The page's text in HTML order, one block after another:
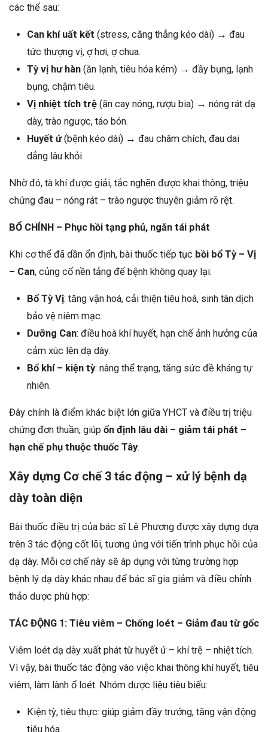
các thể sau:
Can khí uất kết (stress, căng thẳng kéo dài) → đau
tức thượng vị, ợ hơi, ợ chua.
Tỳ vị hư hàn (ăn lạnh, tiêu hóa kém) → đầy bụng, lạnh
bụng, chậm tiêu.
Vị nhiệt tích trệ (ăn cay nóng, rượu bia) → nóng rát dạ
dày, trào ngược, táo bón.
Huyết ứ(bệnh kéo dài) → đau châm chích, đau dai
dẳng lâu khỏi.
Nhờ đó, tà khí được giải, tắc nghẽn được khai thông, triệu
chứng đau – nóng rát – trào ngược thuyên giảm rõ rệt.
BỔ CHÍNH – Phục hồi tạng phủ, ngăn tái phát
Khi cơ thể đã dần ổn định, bài thuốc tiếp tục bồi bổ Tỳ – Vị
– Can, củng cố nền tảng để bệnh không quay lại:
Bổ Tỳ Vị: tăng vận hoá, cải thiện tiêu hoá, sinh tân dịch
bảo vệ niêm mạc.
Dưỡng Can: điều hoà khí huyết, hạn chế ảnh hưởng của
cảm xúc lên dạ dày.
Bổ khí – kiện tỳ: nâng thể trạng, tăng sức đề kháng tự
nhiên.
Đây chính là điểm khác biệt lớn giữa YHCT và điều trị triệu
chứng đơn thuần, giúp ổn định lâu dài – giảm tái phát –
hạn chế phụ thuộc thuốc Tây.
Xây dựng Cơ chế 3 tác động – xử lý bệnh dạ
dày toàn diện
Bài thuốc điều trị của bác sĩ Lê Phương được xây dựng dựa
trên 3 tác động cốt lõi, tương ứng với tiến trình phục hồi của
dạ dày. Mỗi cơ chế này sẽ áp dụng với từng trường hợp
bệnh lý dạ dày khác nhau để bác sĩ gia giảm và điều chỉnh
thảo dược phù hợp:
TÁC ĐỘNG 1: Tiêu viêm – Chống loét – Giảm đau từ gốc
Viêm loét dạ dày xuất phát từ huyết ứ – khí trệ – nhiệt tích.
Vì vậy, bài thuốc tác động vào việc khai thông khí huyết, tiêu
viêm, làm lành ổ loét. Nhóm dược liệu tiêu biểu:
Kiện tỳ, tiêu thực: giúp giảm đầy trướng, tăng vận động
tiêu hóa